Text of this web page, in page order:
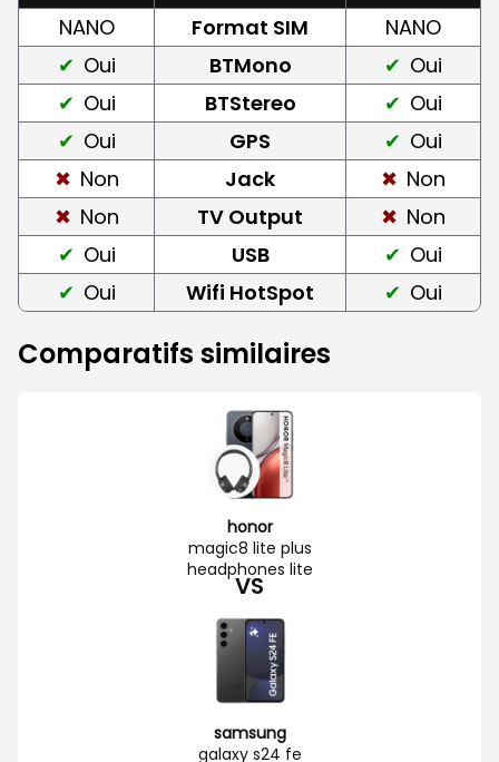
NANO Format SIM
NANO
Oui
BTMono
Oui
Oui
BTStereo
Oui
Oui
GPS
Oui
Non
Jack
Non
Non
TV Output
Non
Oui
USB
Oui
Oui
Wifi HotSpot Oui
Comparatifs similaires
honor
magic8 lite plus
headphones lite
VS
samsung
galaxy s24 fe